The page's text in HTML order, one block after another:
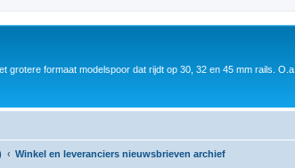
grotere formaat modelspoor dat rijdt op 30, 32 en 45 mm rails. O.a
Winkel en leveranciers nieuwsbrieven archief